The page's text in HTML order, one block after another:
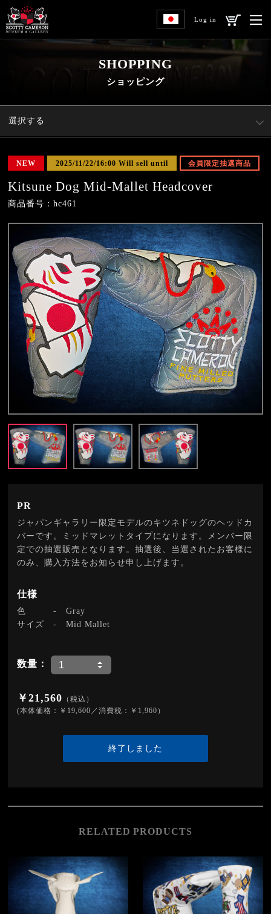
Log in
SHOPPING
ショッピング
選択する
NEW 2025/11/22/16:00 Will sell until 会員限定抽選商品
Kitsune Dog Mid-Mallet Headcover
商品番号：hc461
PR
ジャパンギャラリー限定モデルのキツネドッグのヘッドカ
バーです。ミッドマレットタイプになります。メンバー限
定での抽選販売となります。抽選後、当選されたお客様に
のみ、購入方法をお知らせ申し上げます。
仕様
色 -Gray
サイズ -Mid Mallet
数量：
￥21,560 （税込）
(本体価格：￥19,600／消費税：￥1,960）
終了しました
RELATED PRODUCTS